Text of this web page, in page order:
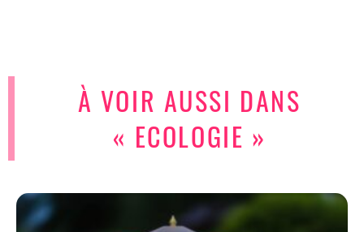
À VOIR AUSSI DANS
« ECOLOGIE »